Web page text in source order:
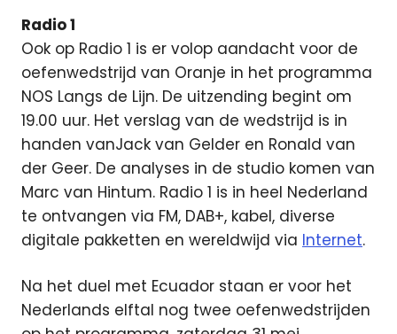
Radio 1
Ook op Radio 1 is er volop aandacht voor de
oefenwedstrijd van Oranje in het programma
NOS Langs de Lijn. De uitzending begint om
19.00 uur. Het verslag van de wedstrijd is in
handen vanJack van Gelder en Ronald van
der Geer. De analyses in de studio komen van
Marc van Hintum. Radio 1 is in heel Nederland
te ontvangen via FM, DAB+, kabel, diverse
digitale pakketten en wereldwijd via Internet.
Na het duel met Ecuador staan er voor het
Nederlands elftal nog twee oefenwedstrijden